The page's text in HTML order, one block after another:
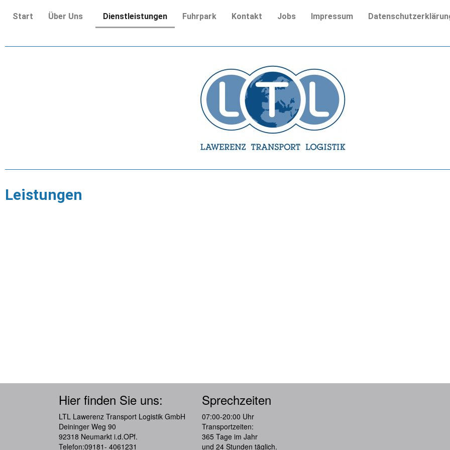
Start Über Uns Dienstleistungen Fuhrpark Kontakt Jobs Impressum
Leistungen
Hier finden Sie uns:
LTL Lawerenz Transport Logistik GmbH
Deininger Weg 90
92318 Neumarkt i.d.OPf.
Telefon:09181- 4061231
Sprechzeiten
07:00-20:00 Uhr
Transportzeiten:
365 Tage im Jahr
und 24 Stunden täglich.